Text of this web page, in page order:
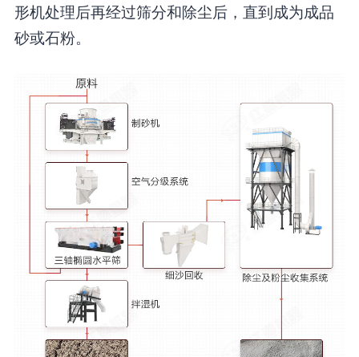
形机处理后再经过筛分和除尘后，直到成为成品
砂或石粉。